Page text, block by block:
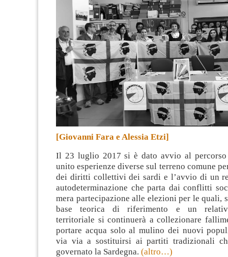
[Giovanni Fara e Alessia Etzi]
Il 23 luglio 2017 si è dato avvio al
unito esperienze diverse sul terreno comune
dei diritti collettivi dei sardi e l’avvio di un
autodeterminazione che parta dai conflitti
mera partecipazione alle elezioni per le quali,
base teorica di riferimento e un
territoriale si continuerà a collezionare
portare acqua solo al mulino dei nuovi
via via a sostituirsi ai partiti tradizionali
governato la Sardegna. (altro…)